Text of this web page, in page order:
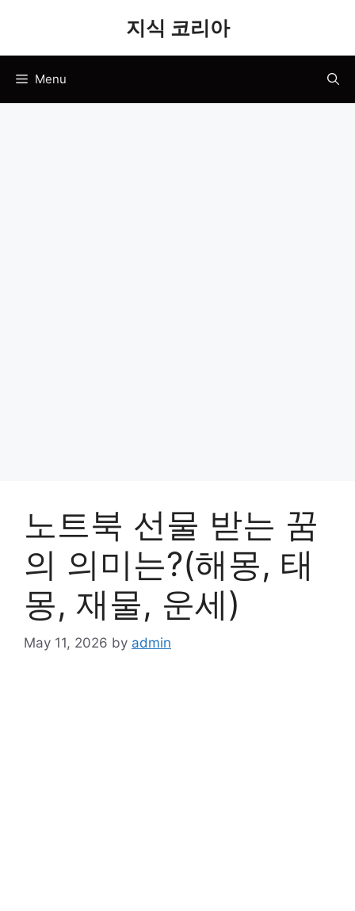
지식 코리아
Menu
노트북 선물 받는 꿈
의 의미는?(해몽, 태
몽, 재물, 운세)
May 11, 2026 by admin